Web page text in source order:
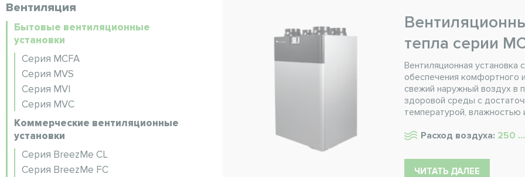
Вентиляция
Бытовые вентиляционные
установки
Серия MCFA
Серия MVS
Серия MVI
Серия MVC
Коммерческие вентиляционные
установки
Серия BreezMe CL
Серия BreezMe FC
тепла серии
Вентиляционная установка
обеспечения комфортного
свежий наружный воздух в
здоровой среды с
температурой, влажностью
Расход воздуха: 250
ЧИТАТЬ ДАЛЕЕ